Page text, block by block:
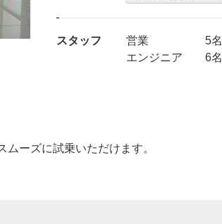
スタッフ
営業 5名
エンジニア 6名
ーズに試乗いただけます。